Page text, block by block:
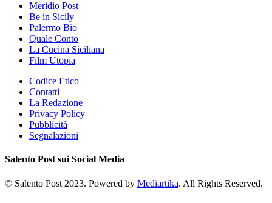
Meridio Post
Be in Sicily
Palermo Bio
Quale Conto
La Cucina Siciliana
Film Utopia
Codice Etico
Contatti
La Redazione
Privacy Policy
Pubblicità
Segnalazioni
Salento Post sui Social Media
© Salento Post 2023. Powered by Mediartika. All Rights Reserved.